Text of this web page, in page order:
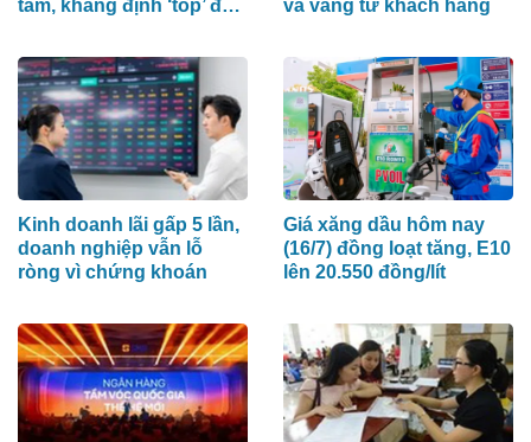
tầm, khẳng định ‘top’ đầu
và vàng từ khách hàng
Kinh doanh lãi gấp 5 lần,
doanh nghiệp vẫn lỗ
ròng vì chứng khoán
Giá xăng dầu hôm nay
(16/7) đồng loạt tăng, E10
lên 20.550 đồng/lít